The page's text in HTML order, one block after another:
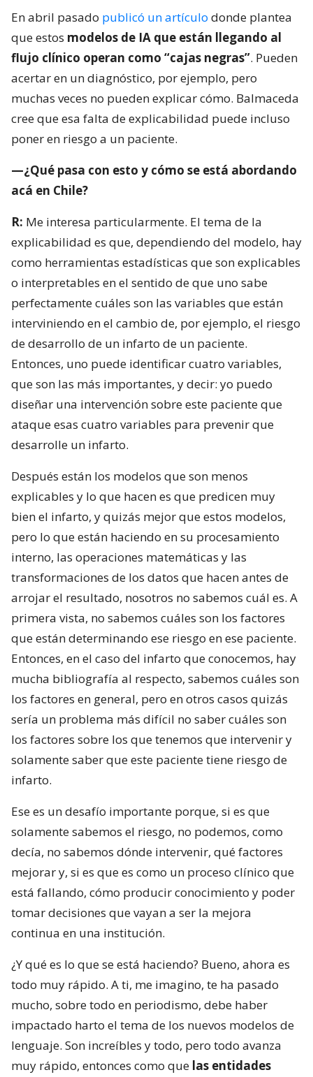
En abril pasado publicó un artículo donde plantea
que estos modelos de IA que están llegando al
flujo clínico operan como “cajas negras”. Pueden
acertar en un diagnóstico, por ejemplo, pero
muchas veces no pueden explicar cómo. Balmaceda
cree que esa falta de explicabilidad puede incluso
poner en riesgo a un paciente.
—¿Qué pasa con esto y cómo se está abordando
acá en Chile?
R: Me interesa particularmente. El tema de la
explicabilidad es que, dependiendo del modelo, hay
como herramientas estadísticas que son explicables
o interpretables en el sentido de que uno sabe
perfectamente cuáles son las variables que están
interviniendo en el cambio de, por ejemplo, el riesgo
de desarrollo de un infarto de un paciente.
Entonces, uno puede identificar cuatro variables,
que son las más importantes, y decir: yo puedo
diseñar una intervención sobre este paciente que
ataque esas cuatro variables para prevenir que
desarrolle un infarto.
Después están los modelos que son menos
explicables y lo que hacen es que predicen muy
bien el infarto, y quizás mejor que estos modelos,
pero lo que están haciendo en su procesamiento
interno, las operaciones matemáticas y las
transformaciones de los datos que hacen antes de
arrojar el resultado, nosotros no sabemos cuál es. A
primera vista, no sabemos cuáles son los factores
que están determinando ese riesgo en ese paciente.
Entonces, en el caso del infarto que conocemos, hay
mucha bibliografía al respecto, sabemos cuáles son
los factores en general, pero en otros casos quizás
sería un problema más difícil no saber cuáles son
los factores sobre los que tenemos que intervenir y
solamente saber que este paciente tiene riesgo de
infarto.
Ese es un desafío importante porque, si es que
solamente sabemos el riesgo, no podemos, como
decía, no sabemos dónde intervenir, qué factores
mejorar y, si es que es como un proceso clínico que
está fallando, cómo producir conocimiento y poder
tomar decisiones que vayan a ser la mejora
continua en una institución.
¿Y qué es lo que se está haciendo? Bueno, ahora es
todo muy rápido. A ti, me imagino, te ha pasado
mucho, sobre todo en periodismo, debe haber
impactado harto el tema de los nuevos modelos de
lenguaje. Son increíbles y todo, pero todo avanza
muy rápido, entonces como que las entidades